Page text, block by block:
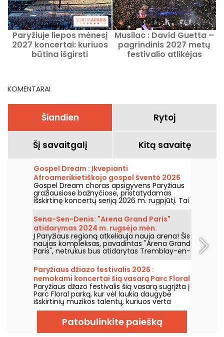
Paryžiuje liepos mėnesį
2027 koncertai: kuriuos
būtina išgirsti
Musilac : David Guetta –
pagrindinis 2027 metų
festivalio atlikėjas
KOMENTARAI
Šiandien Rytoj
Šį savaitgalį Kitą savaitę
Gospel Dream : Įkvepianti
Afroamerikietiškojo gospel šventė 2026
m. rugpjūtį Paryžiuje
Gospel Dream choras apsigyvens Paryžiaus
gražiausiose bažnyčiose, pristatydamas
išskirtinę koncertų seriją 2026 m. rugpjūtį. Tai
unikali muzikos patirtis, švenčianti viltį,
vienybę ir atsparumą per autentikas
Afroamerikietiškosios bažnyčios giesmes.
Sena-Sen-Denis: "Arena Grand Paris"
atidarymas 2024 m. rugsėjo mėn.
Į Paryžiaus regioną atkeliauja nauja arena! Šis
naujas kompleksas, pavadintas "Arena Grand
Paris", netrukus bus atidarytas Tremblay-en-
France, Seine-Saint-Denis, ir turės dvi 7000 ir
2000 vietų sales. Mes jums viską apie tai
papasakosime.
Paryžiaus džiazo festivalis 2026 :
nemokami koncertai šią vasarą Parc Floral
grįžta, programa
Paryžiaus džazo festivalis šią vasarą sugrįžta į
Parc Floral parką, kur vėl laukia daugybė
išskirtinių muzikos talentų, kuriuos verta
pamatyti ir išgirsti įspūdingo kaimo ramybės
fone. Štai nemokamų koncertų programa,
kurią kviečiame atrasti nuo 2026 m. birželio
24 d. iki 2026 m. rugsėjo 6 d.
Patobulinkite paiešką